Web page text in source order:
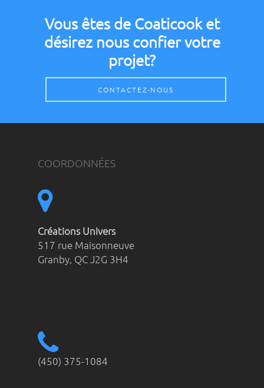
Vous êtes de Coaticook et
désirez nous confier votre
projet?
CONTACTEZ-NOUS
COORDONNÉES
Créations Univers
517 rue Maisonneuve
Granby, QCJ2G 3H4
(450) 375-1084